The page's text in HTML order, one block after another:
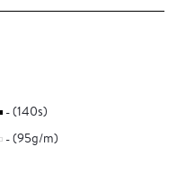
(140s)
(95g/m)